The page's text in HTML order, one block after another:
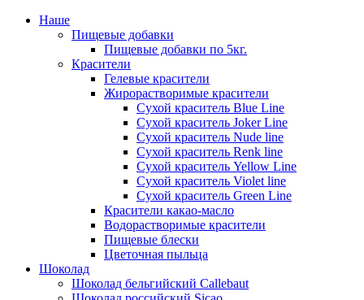
Наше
Пищевые добавки
Пищевые добавки по 5кг.
Красители
Гелевые красители
Жирорастворимые красители
Сухой краситель Blue Line
Сухой краситель Joker Line
Сухой краситель Nude line
Сухой краситель Renk line
Сухой краситель Yellow Line
Сухой краситель Violet line
Сухой краситель Green Line
Красители какао-масло
Водорастворимые красители
Пищевые блески
Цветочная пыльца
Шоколад
Шоколад бельгийский Callebaut